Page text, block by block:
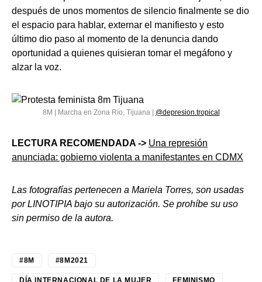
después de unos momentos de silencio finalmente se dio
el espacio para hablar, externar el manifiesto y esto
último dio paso al momento de la denuncia dando
oportunidad a quienes quisieran tomar el megáfono y
alzar la voz.
8M | Marcha en Zona Río, Tijuana | @depresion.tropical
LECTURA RECOMENDADA -> Una represión
anunciada: gobierno violenta a manifestantes en CDMX
Las fotografías pertenecen a Mariela Torres, son usadas
por LINOTIPIA bajo su autorización. Se prohíbe su uso
sin permiso de la autora.
#8M #8M2021
DÍA INTERNACIONAL DE LA MUJER FEMINISMO